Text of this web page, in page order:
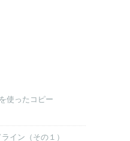
使ったコピー
イン（その１）